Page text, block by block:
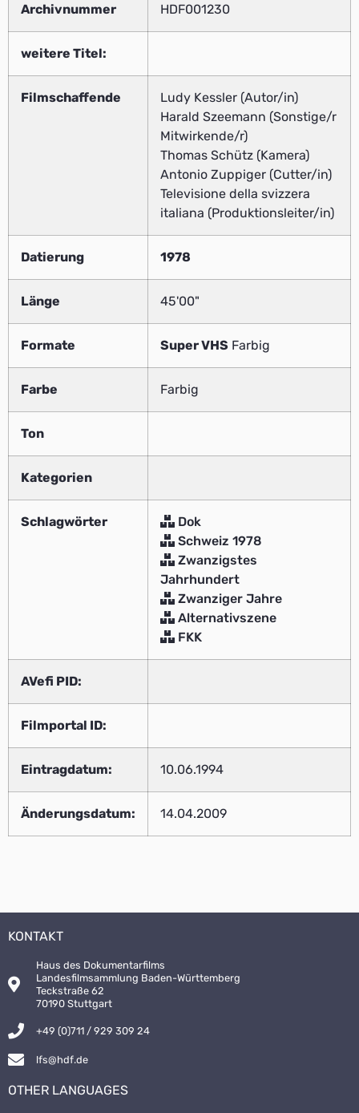
Archivnummer HDF001230
weitere Titel:
Filmschaffende
Ludy Kessler (Autor/in)
Harald Szeemann (Sonstige/r
Mitwirkende/r)
Thomas Schütz (Kamera)
Antonio Zuppiger (Cutter/in)
Televisione della svizzera
italiana (Produktionsleiter/in)
Datierung 1978
Länge 45'00"
Formate Super VHS Farbig
Farbe Farbig
Ton
Kategorien
Schlagwörter
Dok
Schweiz 1978
Zwanzigstes
Jahrhundert
Zwanziger Jahre
Alternativszene
FKK
AVefi PID:
Filmportal ID:
Eintragdatum: 10.06.1994
Änderungsdatum: 14.04.2009
KONTAKT
Haus des Dokumentarfilms
Landesfilmsammlung Baden-Württemberg
Teckstraße 62
70190 Stuttgart
+49 (0)711 / 929 309 24
lfs@hdf.de
OTHER LANGUAGES